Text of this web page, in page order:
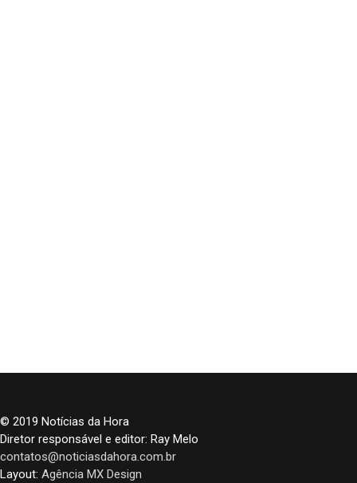
© 2019 Notícias da Hora
Diretor responsável e editor: Ray Melo
contatos@noticiasdahora.com.br
Layout: Agência MX Design